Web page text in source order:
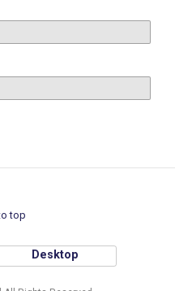
top
Desktop